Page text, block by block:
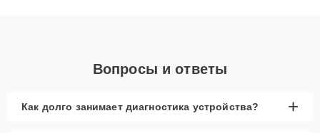
Вопросы и ответы
Как долго занимает диагностика устройства? +